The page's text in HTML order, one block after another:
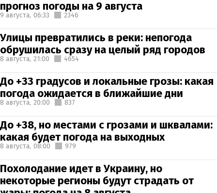
прогноз погоды на 9 августа
9 августа, 06:33 2346
Улицы превратились в реки: непогода
обрушилась сразу на целый ряд городов
8 августа, 21:00 4654
До +33 градусов и локальные грозы: какая
погода ожидается в ближайшие дни
8 августа, 20:00 837
До +38, но местами с грозами и шквалами:
какая будет погода на выходных
8 августа, 08:00 979
Похолодание идет в Украину, но
некоторые регионы будут страдать от